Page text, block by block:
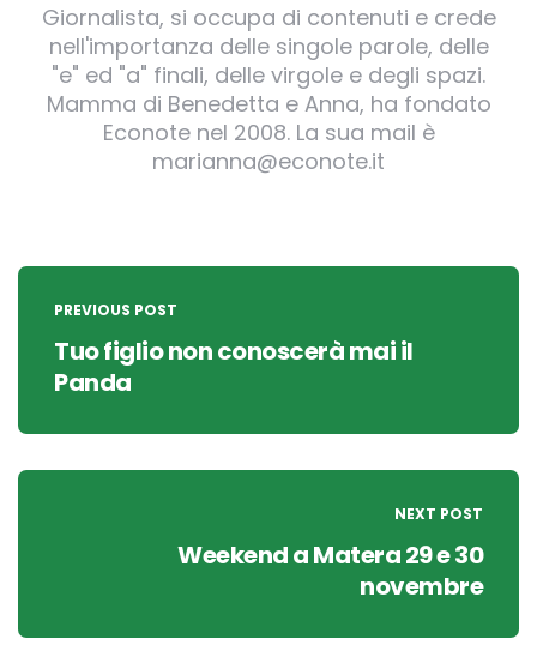
Giornalista, si occupa di contenuti e crede
nell'importanza delle singole parole, delle
"e" ed "a" finali, delle virgole e degli spazi.
Mamma di Benedetta e Anna, ha fondato
Econote nel 2008. La sua mail è
marianna@econote.it
Post
navigation
PREVIOUS POST
Tuo figlio non conoscerà mai il
Panda
NEXT POST
Weekend a Matera 29 e 30
novembre